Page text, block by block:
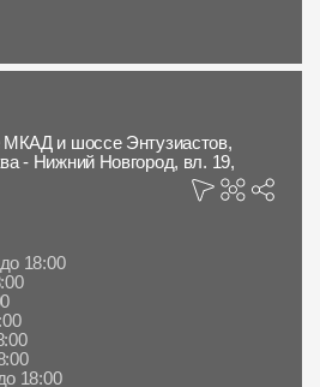
и шоссе Энтузиастов,
- Нижний Новгород, вл. 19,
18:00
18:00